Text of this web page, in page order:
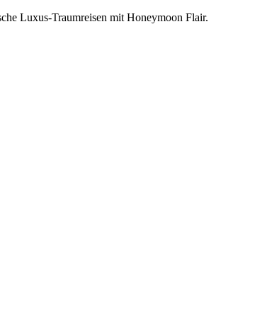
Luxus-Traumreisen mit Honeymoon Flair.